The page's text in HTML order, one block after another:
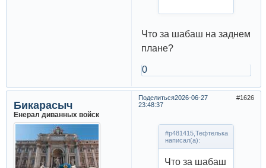
Что за шабаш на заднем
плане?
0
Поделиться 1626
2026-06-27
23:48:37
Бикарасыч
Енерал диванных войск
#p481415,Тефтелька
написал(а):
Что за шабаш